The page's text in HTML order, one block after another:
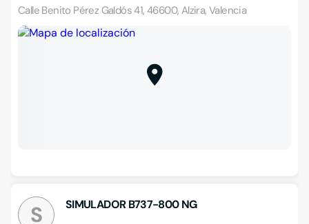
Calle Benito Pérez Galdós 41, 46600, Alzira, Valencia
S SIMULADOR B737-800 NG